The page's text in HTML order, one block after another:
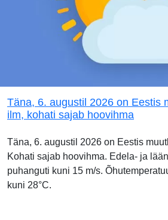
Täna, 6. augustil 2026 on Eestis
ilm, kohati sajab hoovihma
Täna, 6. augustil 2026 on Eestis
Kohati sajab hoovihma. Edela- ja
puhanguti kuni 15 m/s.
kuni 28°C.